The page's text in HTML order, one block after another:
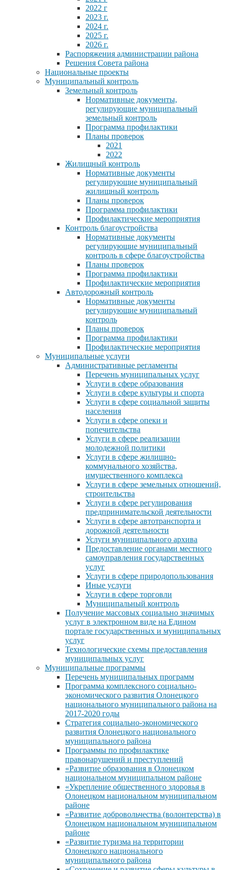
2022 г
2023 г.
2024 г.
2025 г.
2026 г.
Распоряжения администрации района
Решения Совета района
Национальные проекты
Муниципальный контроль
Земельный контроль
Нормативные документы,
регулирующие муниципальный
земельный контроль
Программа профилактики
Планы проверок
2021
2022
Жилищный контроль
Нормативные документы
регулирующие муниципальный
жилищный контроль
Планы проверок
Программа профилактики
Профилактические мероприятия
Контроль благоустройства
Нормативные документы
регулирующие муниципальный
контроль в сфере благоустройства
Планы проверок
Программа профилактики
Профилактические мероприятия
Автодорожный контроль
Нормативные документы
регулирующие муниципальный
контроль
Планы проверок
Программа профилактики
Профилактические мероприятия
Муниципальные услуги
Административные регламенты
Перечень муниципальных услуг
Услуги в сфере образования
Услуги в сфере культуры и спорта
Услуги в сфере социальной защиты
населения
Услуги в сфере опеки и
попечительства
Услуги в сфере реализации
молодежной политики
Услуги в сфере жилищно-
коммунального хозяйства,
имущественного комплекса
Услуги в сфере земельных отношений,
строительства
Услуги в сфере регулирования
предпринимательской деятельности
Услуги в сфере автотранспорта и
дорожной деятельности
Услуги муниципального архива
Предоставление органами местного
самоуправления государственных
услуг
Услуги в сфере природопользования
Иные услуги
Услуги в сфере торговли
Муниципальный контроль
Получение массовых социально значимых
услуг в электронном виде на Едином
портале государственных и муниципальных
услуг
Технологические схемы предоставления
муниципальных услуг
Муниципальные программы
Перечень муниципальных программ
Программа комплексного социально-
экономического развития Олонецкого
национального муниципального района на
2017-2020 годы
Стратегия социально-экономического
развития Олонецкого национального
муниципального района
Программы по профилактике
правонарушений и преступлений
«Развитие образования в Олонецком
национальном муниципальном районе
«Укрепление общественного здоровья в
Олонецком национальном муниципальном
районе
«Развитие добровольчества (волонтерства) в
Олонецком национальном муниципальном
районе
«Развитие туризма на территории
Олонецкого национального
муниципального района